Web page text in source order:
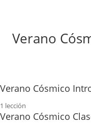
Verano
Verano Cósmico
Temario Completo
1 lección
Verano Cósmico